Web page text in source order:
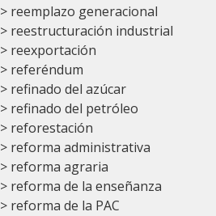
> reemplazo generacional
> reestructuración industrial
> reexportación
> referéndum
> refinado del azúcar
> refinado del petróleo
> reforestación
> reforma administrativa
> reforma agraria
> reforma de la enseñanza
> reforma de la PAC